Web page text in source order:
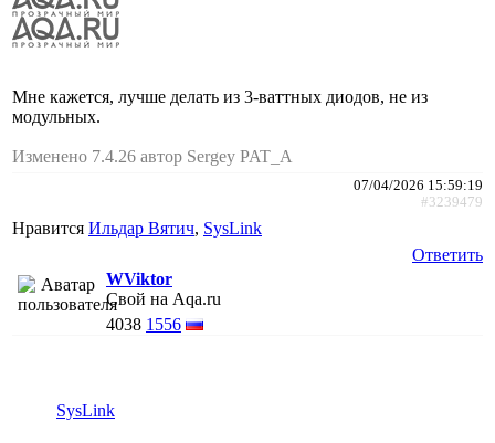
Мне кажется, лучше делать из 3-ваттных диодов, не из
модульных.
Изменено 7.4.26 автор Sergey PAT_A
07/04/2026 15:59:19
#3239479
Нравится Ильдар Вятич, SysLink
Ответить
WViktor
Свой на Aqa.ru
4038 1556
SysLink